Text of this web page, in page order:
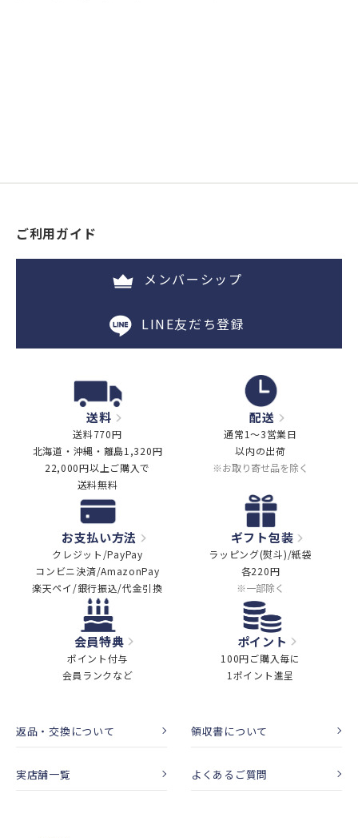
ご利用ガイド
メンバーシップ
LINE友だち登録
送料
送料770円
北海道・沖縄・離島1,320円
22,000円以上ご購入で
送料無料
配送
通常1～3営業日
以内の出荷
※お取り寄せ品を除く
お支払い方法
クレジット/PayPay
コンビニ決済/AmazonPay
楽天ペイ/銀行振込/代金引換
ギフト包装
ラッピング(熨斗)/紙袋
各220円
※一部除く
会員特典
ポイント付与
会員ランクなど
ポイント
100円ご購入毎に
1ポイント進呈
返品・交換について 領収書について
実店舗一覧 よくあるご質問